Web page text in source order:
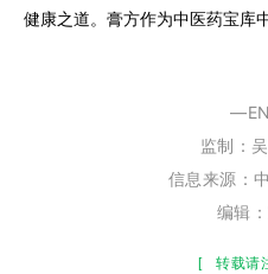
健康之道。膏方作为中医药宝库
监制：
信息来源：
编辑
[ 转载请